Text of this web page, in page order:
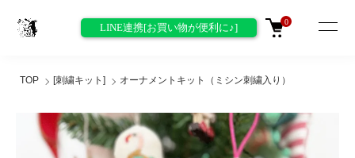
LINE連携[お買い物が便利に♪] 0
TOP [刺繍キット] オーナメントキット（ミシン刺繍入り）